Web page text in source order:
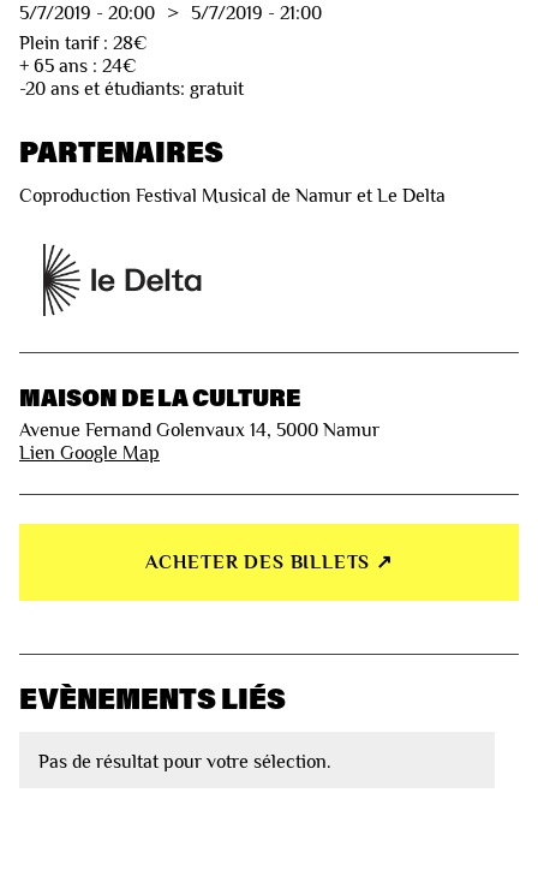
5/7/2019 - 20:00 > 5/7/2019 - 21:00
Plein tarif : 28€
+ 65 ans : 24€
-20 ans et étudiants: gratuit
PARTENAIRES
Coproduction Festival Musical de Namur et Le Delta
MAISON DE LA CULTURE
Avenue Fernand Golenvaux 14, 5000 Namur
Lien Google Map
ACHETER DES BILLETS ↗︎
EVÈNEMENTS LIÉS
Pas de résultat pour votre sélection.